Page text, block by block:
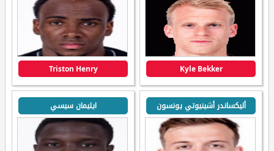
Kyle Bekker
Triston Henry
أليكساندر أشينيوتي يونسون ايليمان سيسي